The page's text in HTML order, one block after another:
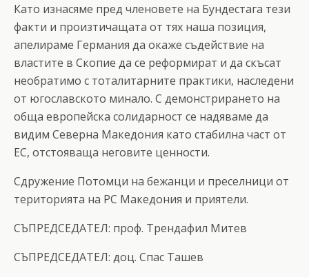
Като изнасяме пред членовете на Бундестага тези
факти и произтичащата от тях наша позиция,
апелираме Германия да окаже съдействие на
властите в Скопие да се реформират и да скъсат
необратимо с тоталитарните практики, наследени
от югославското минало. С демонстрирането на
обща европейска солидарност се надяваме да
видим Северна Македония като стабилна част от
ЕС, отстояваща неговите ценности.
Сдружение Потомци на бежанци и преселници от
територията на РС Македония и приятели.
СЪПРЕДСЕДАТЕЛ: проф. Трендафил Митев
СЪПРЕДСЕДАТЕЛ: доц. Спас Ташев